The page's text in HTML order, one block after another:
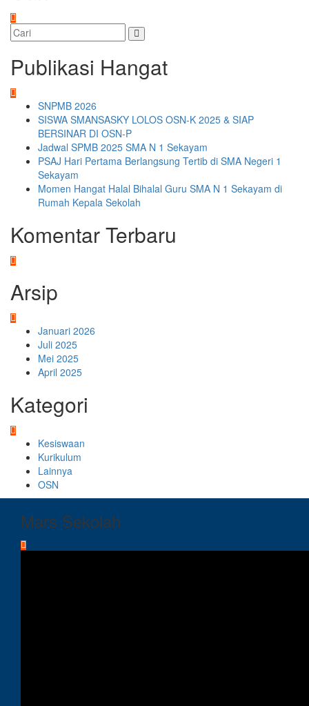
Publikasi Hangat
SNPMB 2026
SISWA SMANSASKY LOLOS OSN-K 2025 & SIAP
BERSINAR DI OSN-P
Jadwal SPMB 2025 SMA N 1 Sekayam
PSAJ Hari Pertama Berlangsung Tertib di SMA Negeri 1
Sekayam
Momen Hangat Halal Bihalal Guru SMA N 1 Sekayam di
Rumah Kepala Sekolah
Komentar Terbaru
Arsip
Januari 2026
Juli 2025
Mei 2025
April 2025
Kategori
Kesiswaan
Kurikulum
Lainnya
OSN
Mars Sekolah